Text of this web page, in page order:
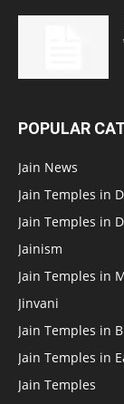
POPULAR
Jain News
Jain Temples in
Jain Temples in
Jainism
Jain Temples in
Jinvani
Jain Temples in
Jain Temples in
Jain Temples